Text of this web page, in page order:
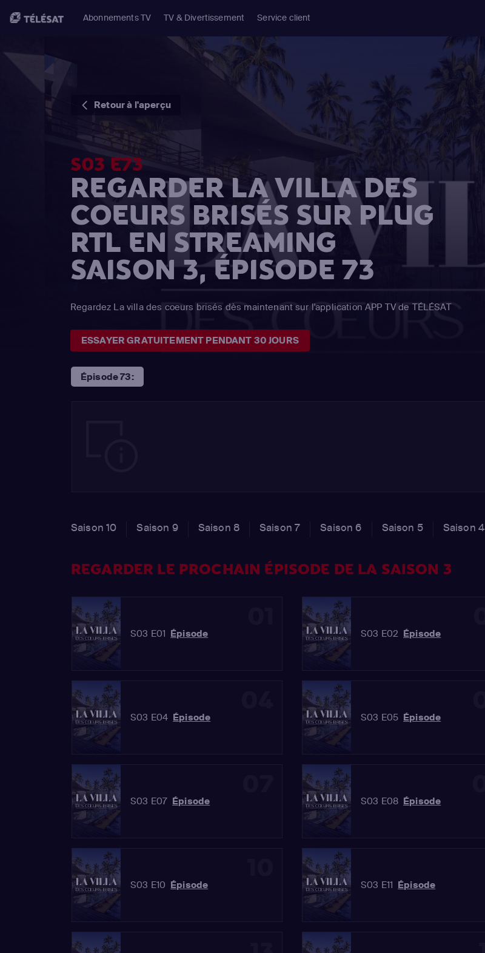
Abonnements TV TV & Divertissement Service client
Retour à l'aperçu
S03 E73
REGARDER LA VILLA DES
COEURS BRISÉS SUR PLUG
RTL EN STREAMING
SAISON 3, ÉPISODE 73
Regardez La villa des coeurs brisés dès maintenant sur l'application APP TV de TÉLÉSAT
ESSAYER GRATUITEMENT PENDANT 30 JOURS
Épisode 73:
Saison 10 Saison 9 Saison 8 Saison 7 Saison 6 Saison 5 Saison 4
REGARDER LE PROCHAIN ÉPISODE DE LA SAISON 3
S03 E01 Épisode S03 E02 Épisode
S03 E04 Épisode S03 E05 Épisode
S03 E07 Épisode S03 E08 Épisode
S03 E10 Épisode S03 E11 Épisode